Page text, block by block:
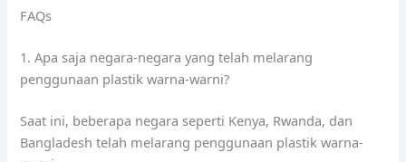
FAQs
1. Apa saja negara-negara yang telah melarang
penggunaan plastik warna-warni?
Saat ini, beberapa negara seperti Kenya, Rwanda, dan
Bangladesh telah melarang penggunaan plastik warna-